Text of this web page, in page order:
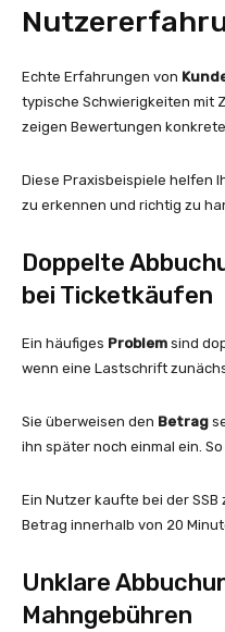
Echte Erfahrungen von
typische Schwierigkeiten mit
zeigen Bewertungen konkrete
Diese Praxisbeispiele helfen
zu erkennen und richtig zu
Doppelte
bei Ticketkäufen
Ein häufiges Problem sind
wenn eine Lastschrift
Sie überweisen den Betrag
ihn später noch einmal ein.
Ein Nutzer kaufte bei der
Betrag innerhalb von 20
Unklare
Mahngebühren